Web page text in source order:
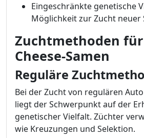
Eingeschränkte genetische
Möglichkeit zur Zucht neuer
Zuchtmethoden
Cheese-Samen
Reguläre
Bei der Zucht von regulären Auto
liegt der Schwerpunkt auf der
genetischer Vielfalt. Züchter
wie Kreuzungen und Selektion.